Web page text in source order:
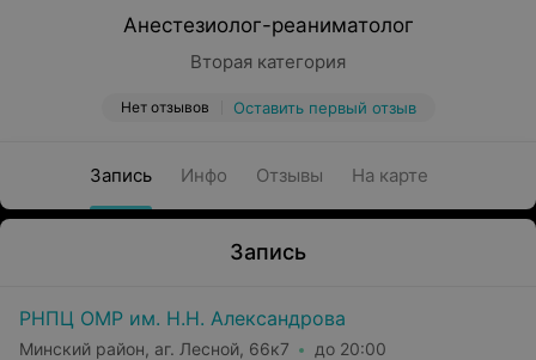
Анестезиолог-реаниматолог
Вторая категория
Нет отзывов Оставить первый отзыв
Запись Инфо Отзывы На карте
Запись
РНПЦ ОМР им. Н.Н. Александрова
Минский район, аг. Лесной, 66к7 до 20:00